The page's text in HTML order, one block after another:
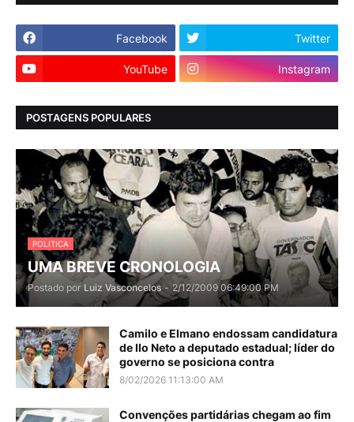
Facebook Twitter
YouTube Instagram
POSTAGENS POPULARES
POLITICA
UMA BREVE CRONOLOGIA
Postado por Luiz Vasconcelos - 2/12/2009 06:49:00 PM
Camilo e Elmano endossam candidatura
de Ilo Neto a deputado estadual; líder do
governo se posiciona contra
8/02/2026 11:13:00 AM
Convenções partidárias chegam ao fim